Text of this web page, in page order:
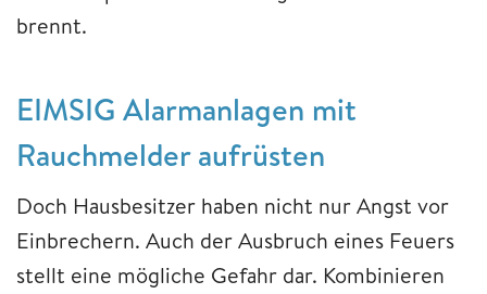
brennt.
EIMSIG Alarmanlagen mit
Rauchmelder aufrüsten
Doch Hausbesitzer haben nicht nur Angst vor
Einbrechern. Auch der Ausbruch eines Feuers
stellt eine mögliche Gefahr dar. Kombinieren